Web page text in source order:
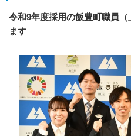
令和9年度採用の飯豊町職員
ます